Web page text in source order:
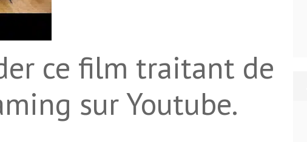
ce film traitant de
sur Youtube.